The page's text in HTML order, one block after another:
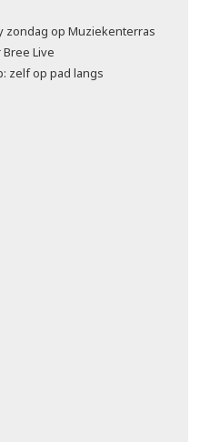
zondag op Muziekenterras
Live
zelf op pad langs